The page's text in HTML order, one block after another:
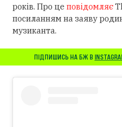
років. Про це повідомляє
посиланням на заяву
музиканта.
ПІДПИШИСЬ НА БЖ В